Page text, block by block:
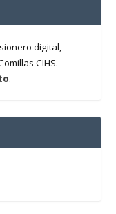
digital,
CIHS.
.